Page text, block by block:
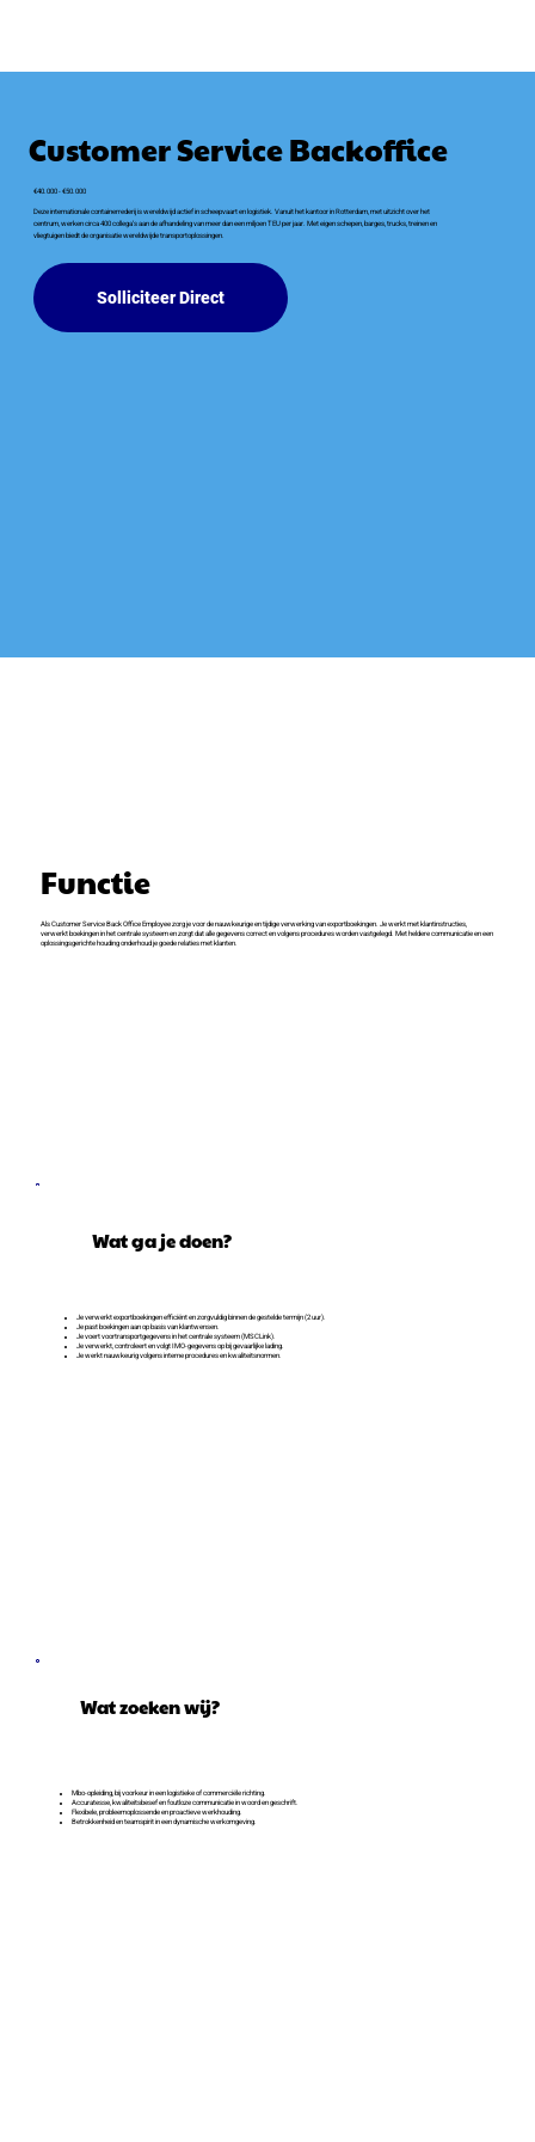
Customer Service Backoffice
€40.000 - €50.000
Deze internationale containerrederij is wereldwijd actief in scheepvaart en logistiek. Vanuit het kantoor in Rotterdam, met uitzicht over het
centrum, werken circa 400 collega’s aan de afhandeling van meer dan een miljoen TEU per jaar. Met eigen schepen, barges, trucks, treinen en
vliegtuigen biedt de organisatie wereldwijde transportoplossingen.
Solliciteer Direct
Functie
Als Customer Service Back Office Employee zorg je voor de nauwkeurige en tijdige verwerking van exportboekingen. Je werkt met klantinstructies,
verwerkt boekingen in het centrale systeem en zorgt dat alle gegevens correct en volgens procedures worden vastgelegd. Met heldere communicatie en een
oplossingsgerichte houding onderhoud je goede relaties met klanten.
Wat ga je doen?
Je verwerkt exportboekingen efficiënt en zorgvuldig binnen de gestelde termijn (2 uur).
Je past boekingen aan op basis van klantwensen.
Je voert voortransportgegevens in het centrale systeem (MSCLink).
Je verwerkt, controleert en volgt IMO-gegevens op bij gevaarlijke lading.
Je werkt nauwkeurig volgens interne procedures en kwaliteitsnormen.
Wat zoeken wij?
Mbo-opleiding, bij voorkeur in een logistieke of commerciële richting.
Accuratesse, kwaliteitsbesef en foutloze communicatie in woord en geschrift.
Flexibele, probleemoplossende en proactieve werkhouding.
Betrokkenheid en teamspirit in een dynamische werkomgeving.